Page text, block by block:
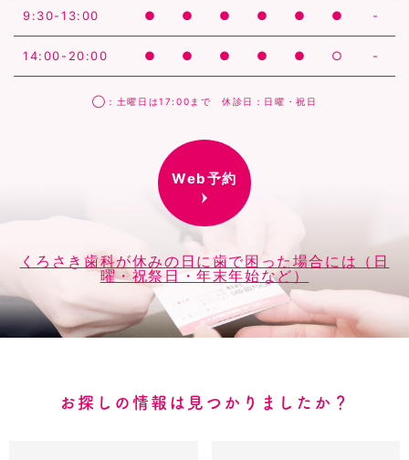
9:30-13:00 ● ● ● ● ● ● -
14:00-20:00 ● ● ● ● ● ○ -
◯：土曜日は17:00まで 休診日：日曜・祝日
Web予約
くろさき歯科が休みの日に歯で困った場合には（日
曜・祝祭日・年末年始など）
お探しの情報は見つかりましたか？